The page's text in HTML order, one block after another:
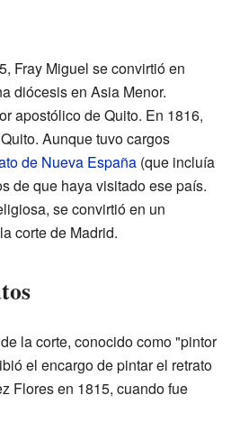
Fray Miguel se convirtió en
diócesis en Asia Menor.
apostólico de Quito. En 1816,
Aunque tuvo cargos
de Nueva España (que incluía
de que haya visitado ese país.
se convirtió en un
corte de Madrid.
la corte, conocido como "pintor
el encargo de pintar el retrato
Flores en 1815, cuando fue